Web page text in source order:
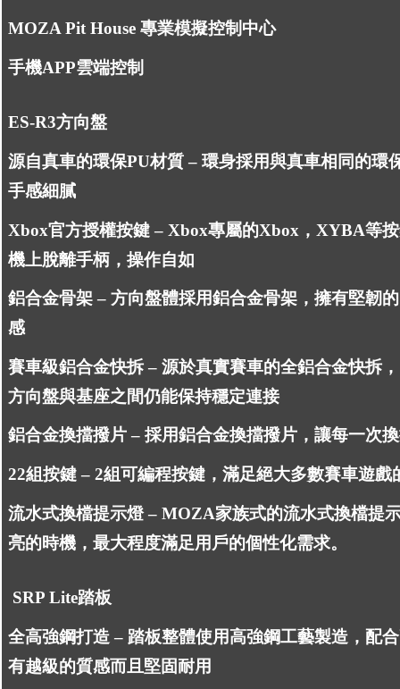
MOZA Pit House 專業模擬控制中心
手機APP雲端控制
ES-R3方向盤
源自真車的環保PU材質 – 環身採用與真車相同的環
手感細膩
Xbox官方授權按鍵 – Xbox專屬的Xbox，XYBA等
機上脫離手柄，操作自如
鋁合金骨架 – 方向盤體採用鋁合金骨架，擁有堅韌
感
賽車級鋁合金快拆 – 源於真實賽車的全鋁合金快拆
方向盤與基座之間仍能保持穩定連接
鋁合金換擋撥片 – 採用鋁合金換擋撥片，讓每一次
22組按鍵 – 2組可編程按鍵，滿足絕大多數賽車遊戲
流水式換檔提示燈 – MOZA家族式的流水式換檔提
亮的時機，最大程度滿足用戶的個性化需求。
SRP Lite踏板
全高強鋼打造 – 踏板整體使用高強鋼工藝製造，配
有越級的質感而且堅固耐用